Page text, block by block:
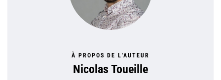
À PROPOS DE L'AUTEUR
Nicolas Toueille